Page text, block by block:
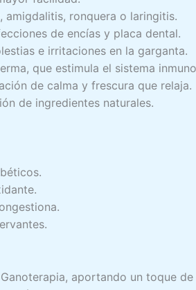
amigdalitis, ronquera o laringitis.
de encías y placa dental.
e irritaciones en la garganta.
que estimula el sistema
de calma y frescura que relaja.
de ingredientes naturales.
aportando un toque